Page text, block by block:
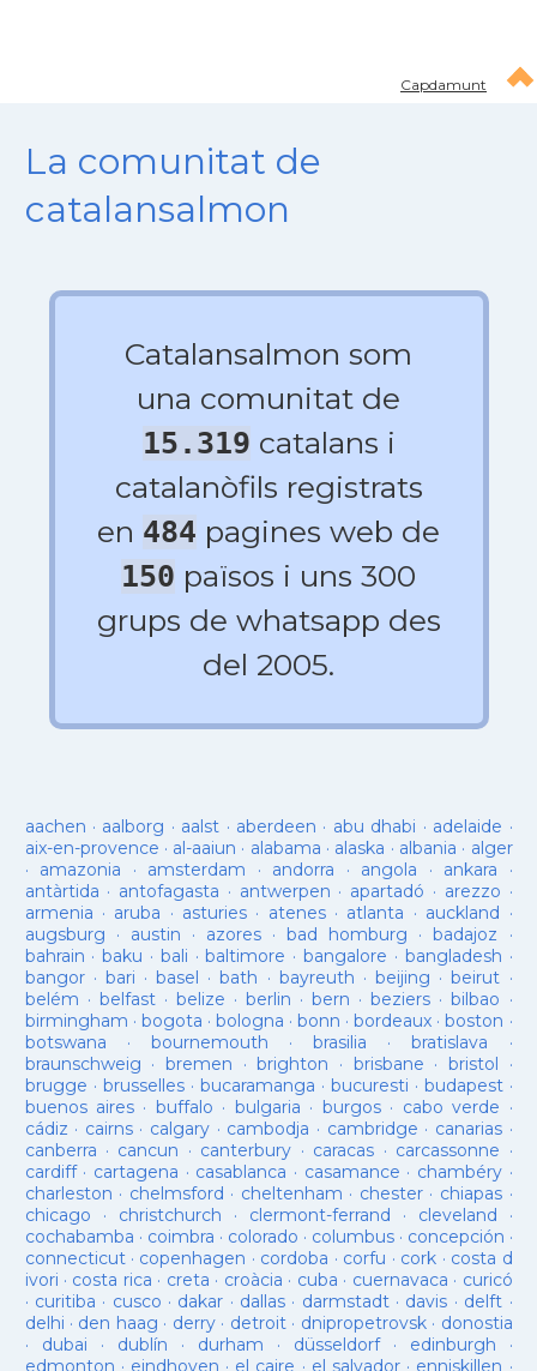
Capdamunt
La comunitat de
catalansalmon
Catalansalmon som
una comunitat de
15.319 catalans i
catalanòfils registrats
en 484 pagines web de
150 països i uns 300
grups de whatsapp des
del 2005.
aachen · aalborg · aalst · aberdeen · abu dhabi · adelaide ·
aix-en-provence · al-aaiun · alabama · alaska · albania · alger
· amazonia · amsterdam · andorra · angola · ankara ·
antàrtida · antofagasta · antwerpen · apartadó · arezzo ·
armenia · aruba · asturies· atenes· atlanta · auckland ·
augsburg · austin · azores·bad homburg ·badajoz ·
bahrain ·baku · bali ·baltimore ·bangalore · bangladesh ·
bangor· bari ·basel ·bath · bayreuth ·beijing ·beirut ·
belém · belfast· belize · berlin ·bern ·beziers ·bilbao ·
birmingham · bogota · bologna ·bonn ·bordeaux ·boston ·
botswana · bournemouth ·brasilia ·bratislava ·
braunschweig · bremen ·brighton · brisbane · bristol ·
brugge · brusselles· bucaramanga · bucuresti · budapest·
buenos aires· buffalo · bulgaria · burgos· cabo verde ·
cádiz · cairns· calgary · cambodja · cambridge · canarias·
canberra · cancun · canterbury · caracas · carcassonne ·
cardiff· cartagena · casablanca · casamance · chambéry·
charleston · chelmsford · cheltenham · chester· chiapas ·
chicago · christchurch · clermont-ferrand · cleveland ·
cochabamba · coimbra · colorado · columbus· concepción ·
connecticut· copenhagen · cordoba · corfu · cork · costa d
ivori · costa rica · creta · croàcia · cuba · cuernavaca · curicó
· curitiba · cusco · dakar · dallas · darmstadt· davis · delft ·
delhi · den haag · derry· detroit· dnipropetrovsk· donostia
· dubai · dublín · durham · düsseldorf· edinburgh ·
edmonton · eindhoven · el caire · el salvador · enniskillen ·